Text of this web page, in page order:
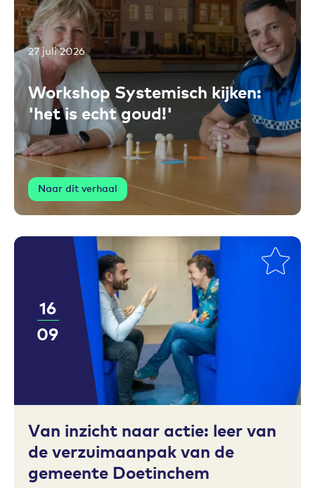
Toevoegen aan favorieten
27 juli 2026
Workshop Systemisch kijken:
'het is echt goud!'
Naar dit verhaal
Toevoegen aan favorieten
16
09
Van inzicht naar actie: leer van
de verzuimaanpak van de
gemeente Doetinchem